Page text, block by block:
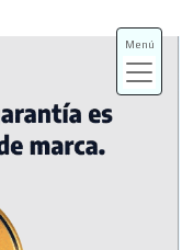
Menú